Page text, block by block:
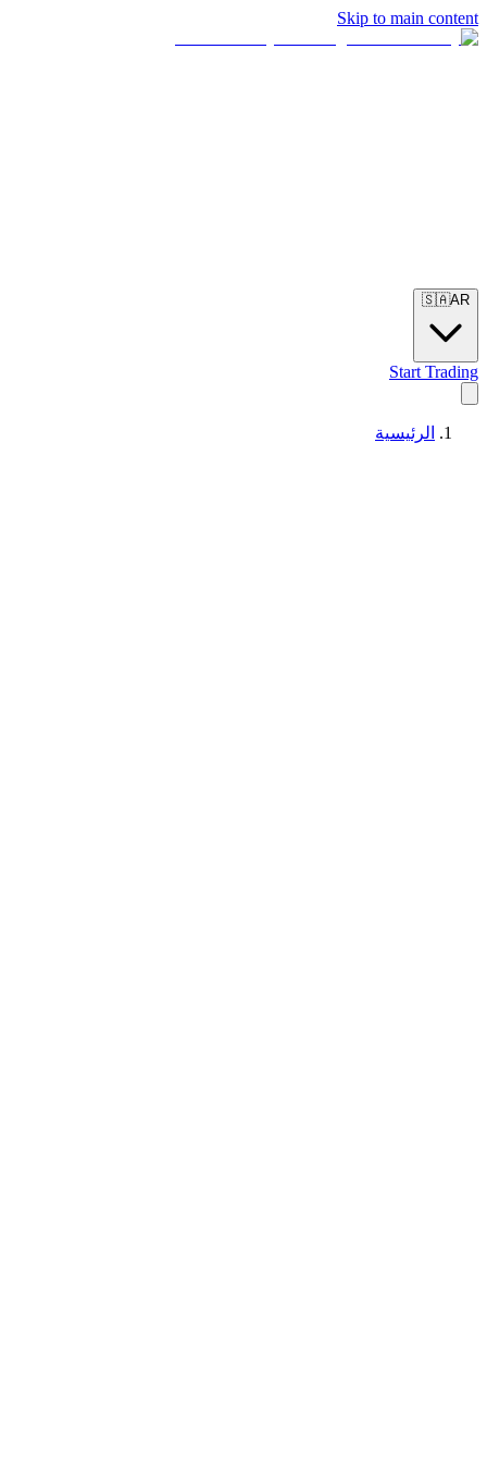
Skip to main content
🇸🇦AR
Start Trading
الرئيسية